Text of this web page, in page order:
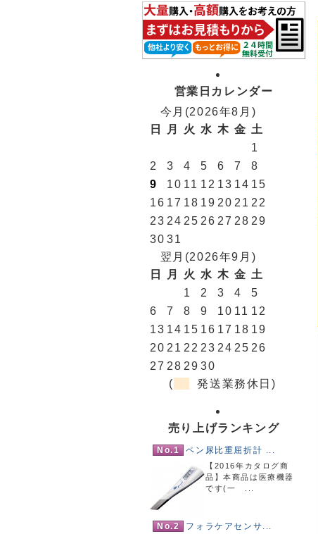
営業日カレンダー
今月(2026年8月)
日
月 火 水 木 金 土
1
2
3 4 5 6 7
8
9
10 11 12 13 14 15
16 17 18 19 20 21 22
23 24 25 26 27 28 29
30 31
翌月(2026年9月)
日
月 火 水 木 金 土
1
2 3 4
5
6
7 8 9 10 11 12
13 14 15 16 17 18 19
20 21 22 23 24 25 26
27 28 29 30
(
発送業務休日)
売り上げランキング
No.1 ペン尿比重屈折計 ...
【2016年カタログ商
品】本商品は医療機器
です(一 ...
No.2 フォラケアセンサ...